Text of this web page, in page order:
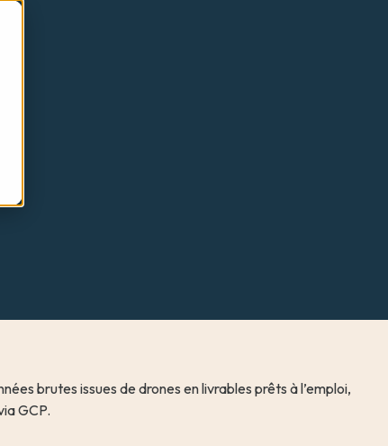
brutes issues de drones en livrables prêts à l’emploi,
GCP.